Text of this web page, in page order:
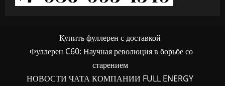
Купить фуллерен с доставкой
Фуллерен C60: Научная революция в борьбе со
старением
НОВОСТИ ЧАТА КОМПАНИИ FULL ENERGY